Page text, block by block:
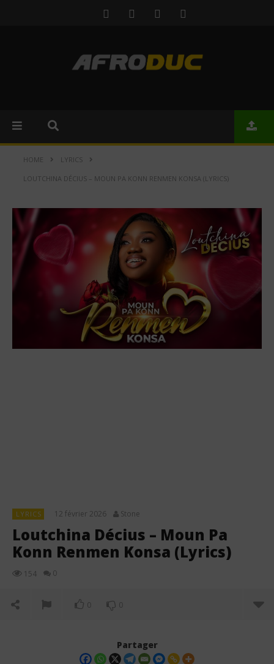
HOME LYRICS
LOUTCHINA DÉCIUS – MOUN PA KONN RENMEN KONSA (LYRICS)
LYRICS 12 février 2026 Stone
Loutchina Décius – Moun Pa
Konn Renmen Konsa (Lyrics)
154 0
0 0
Partager